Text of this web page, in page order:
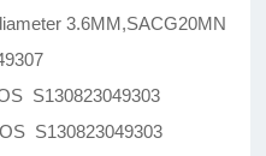
3.6MM,SACG20MN
S130823049303
S130823049303